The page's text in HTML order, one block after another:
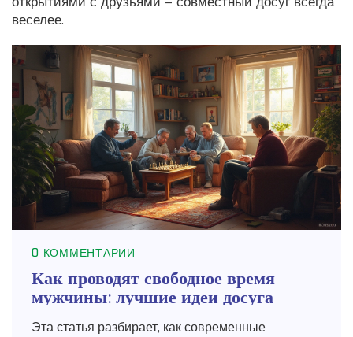
веселее.
0 КОММЕНТАРИИ
Как проводят свободное время
мужчины: лучшие идеи досуга
Эта статья разбирает, как современные